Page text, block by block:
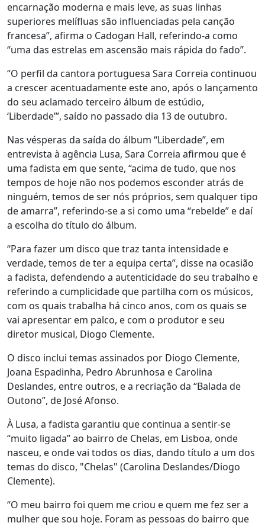
encarnação moderna e mais leve, as suas linhas
superiores melífluas são influenciadas pela canção
francesa”, afirma o Cadogan Hall, referindo-a como
“uma das estrelas em ascensão mais rápida do fado”.
“O perfil da cantora portuguesa Sara Correia continuou
a crescer acentuadamente este ano, após o lançamento
do seu aclamado terceiro álbum de estúdio,
‘Liberdade’”, saído no passado dia 13 de outubro.
Nas vésperas da saída do álbum “Liberdade”, em
entrevista à agência Lusa, Sara Correia afirmou que é
uma fadista em que sente, “acima de tudo, que nos
tempos de hoje não nos podemos esconder atrás de
ninguém, temos de ser nós próprios, sem qualquer tipo
de amarra”, referindo-se a si como uma “rebelde” e daí
a escolha do título do álbum.
“Para fazer um disco que traz tanta intensidade e
verdade, temos de ter a equipa certa”, disse na ocasião
a fadista, defendendo a autenticidade do seu trabalho e
referindo a cumplicidade que partilha com os músicos,
com os quais trabalha há cinco anos, com os quais se
vai apresentar em palco, e com o produtor e seu
diretor musical, Diogo Clemente.
O disco inclui temas assinados por Diogo Clemente,
Joana Espadinha, Pedro Abrunhosa e Carolina
Deslandes, entre outros, e a recriação da “Balada de
Outono”, de José Afonso.
À Lusa, a fadista garantiu que continua a sentir-se
“muito ligada” ao bairro de Chelas, em Lisboa, onde
nasceu, e onde vai todos os dias, dando título a um dos
temas do disco, "Chelas" (Carolina Deslandes/Diogo
Clemente).
“O meu bairro foi quem me criou e quem me fez ser a
mulher que sou hoje. Foram as pessoas do bairro que